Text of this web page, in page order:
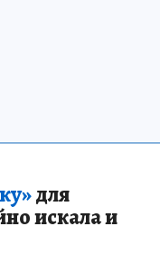
для
искала и